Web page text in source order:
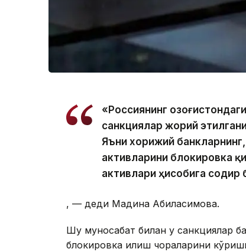
«Россиянинг
санкциялар жорий
Яъни хорижий
активларини блокировка
активлари ҳисобига содир
, — деди Мадина Абилқасимова.
Шу муносабат билан у санкциялар
блокировка қилиш чораларини